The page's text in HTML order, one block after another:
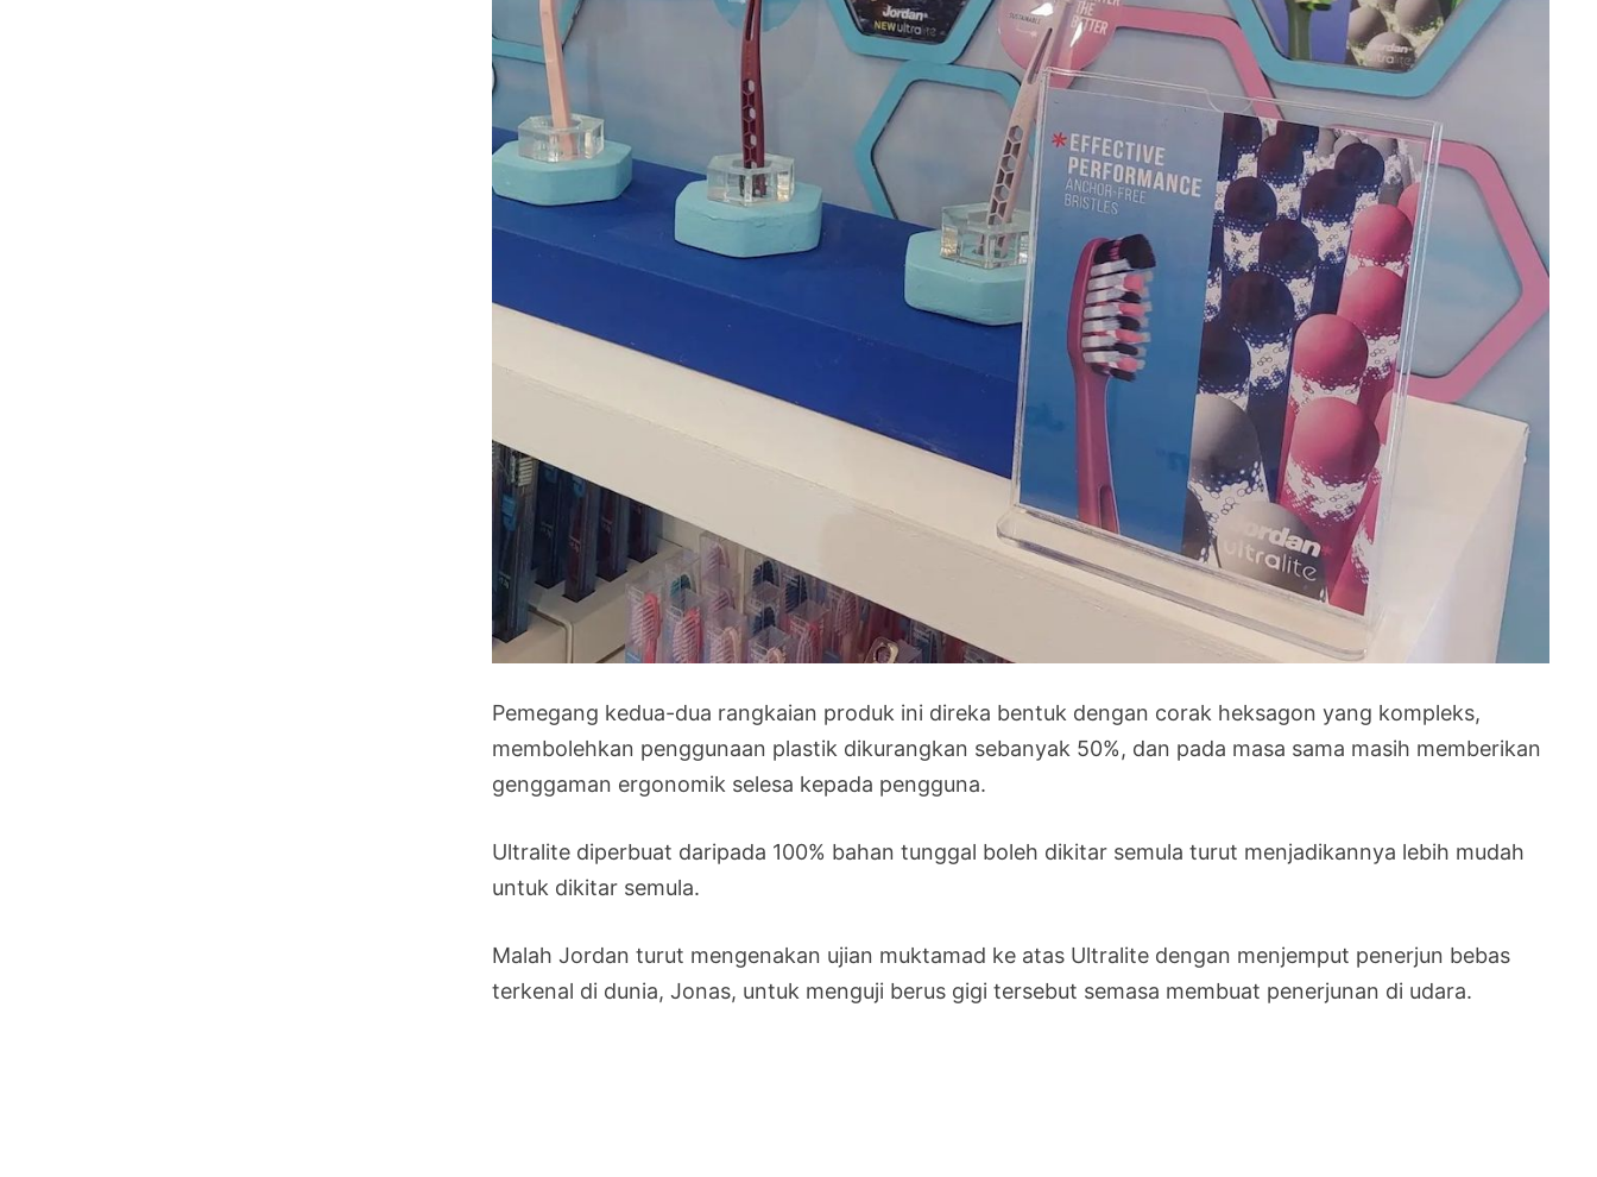
Pemegang kedua-dua rangkaian produk ini direka bentuk dengan corak heksagon yang kompleks,
membolehkan penggunaan plastik dikurangkan sebanyak 50%, dan pada masa sama masih memberikan
genggaman ergonomik selesa kepada pengguna.
Ultralite diperbuat daripada 100% bahan tunggal boleh dikitar semula turut menjadikannya lebih mudah
untuk dikitar semula.
Malah Jordan turut mengenakan ujian muktamad ke atas Ultralite dengan menjemput penerjun bebas
terkenal di dunia, Jonas, untuk menguji berus gigi tersebut semasa membuat penerjunan di udara.